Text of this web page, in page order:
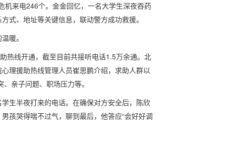
机来电246个。金金回忆，一名大学生深夜吞药
式、地址等关键信息，联动警方成功救援。
暖。
热线开通，截至目前共接听电话1.5万余通。北
理援助热线管理人员崔思鹏介绍，求助人群以
亲子问题、职场压力等。
生半夜打来的电话。在确保对方安全后，陈欣
孩哭得喘不过气，聊到最后，他答应“会好好调